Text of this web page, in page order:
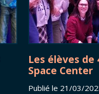
Les élèves de
Space Center
Publié le 21/03/